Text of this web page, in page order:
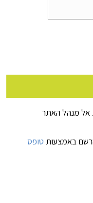
אל מנהל האתר
באמצעות טופס